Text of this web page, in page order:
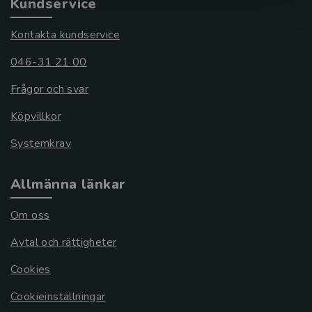
Kundservice
Kontakta kundservice
046-31 21 00
Frågor och svar
Köpvillkor
Systemkrav
Allmänna länkar
Om oss
Avtal och rättigheter
Cookies
Cookieinställningar